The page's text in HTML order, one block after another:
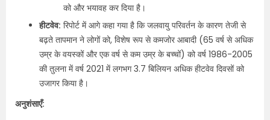
को और भयावह कर दिया है।
हीटवेव: रिपोर्ट में आगे कहा गया है कि जलवायु परिवर्तन के कारण तेजी से
बढ़ते तापमान ने लोगों को, विशेष रूप से कमजोर आबादी (65 वर्ष से अधिक
उम्र के वयस्कों और एक वर्ष से कम उम्र के बच्चों) को वर्ष 1986-2005
की तुलना में वर्ष 2021 में लगभग 3.7 बिलियन अधिक हीटवेव दिवसों को
उजागर किया है।
अनुशंसाएँ: